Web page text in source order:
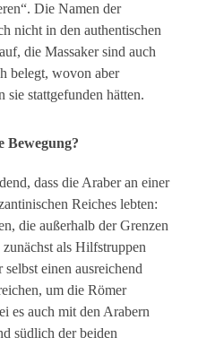
Die Namen der
nicht in den authentischen
die Massaker sind auch
belegt, wovon aber
sie stattgefunden hätten.
Bewegung?
dass die Araber an einer
Reiches lebten:
die außerhalb der Grenzen
als Hilfstruppen
einen ausreichend
um die Römer
es auch mit den Arabern
südlich der beiden